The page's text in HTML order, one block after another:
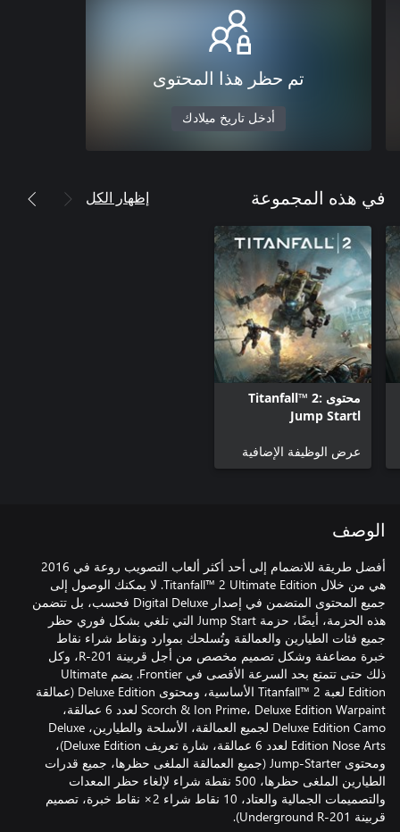
تم حظر هذا المحتوى
أدخل تاريخ ميلادك
في هذه المجموعة إظهار الكل
محتوى Titanfall™ 2:
Jump Startl
عرض الوظيفة الإضافية
الوصف
أفضل طريقة للانضمام إلى أحد أكثر ألعاب التصويب روعة في 2016
هي من خلال Titanfall™ 2 Ultimate Edition. لا يمكنك الوصول إلى
جميع المحتوى المتضمن في إصدار Digital Deluxe فحسب، بل تتضمن
هذه الحزمة، أيضًا، حزمة Jump Start التي تلغي بشكل فوري حظر
جميع فئات الطيارين والعمالقة وتُسلحك بموارد ونقاط شراء نقاط
خبرة مضاعفة وشكل تصميم مخصص من أجل قربينة R-201، وكل
ذلك حتى تتمتع بحد السرعة الأقصى في Frontier. يضم Ultimate
Edition لعبة Titanfall™ 2 الأساسية، ومحتوى Deluxe Edition (عمالقة
Scorch & Ion Prime، Deluxe Edition Warpaint لعدد 6 عمالقة،
Deluxe Edition Camo لجميع العمالقة، الأسلحة والطيارين، Deluxe
Edition Nose Arts لعدد 6 عمالقة، شارة تعريف Deluxe Edition)،
ومحتوى Jump-Starter (جميع العمالقة الملغى حظرها، جميع قدرات
الطيارين الملغى حظرها، 500 نقطة شراء لإلغاء حظر المعدات
والتصميمات الجمالية والعتاد، 10 نقاط شراء 2× نقاط خبرة، تصميم
قربينة Underground R-201).